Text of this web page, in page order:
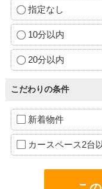
指定なし
10分以内
20分以内
こだわりの条件
新着物件
カースペース2台